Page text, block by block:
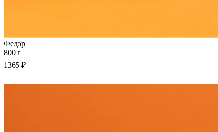
Федор
800 г
1365 ₽